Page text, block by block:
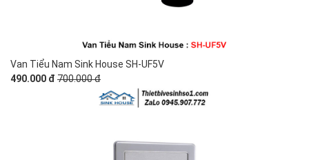
Van Tiểu Nam Sink House SH-UF5V
490.000 đ 700.000 đ